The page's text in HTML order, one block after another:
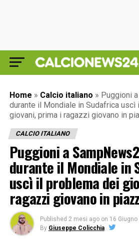
Home » Calcio italiano » Puggioni
durante il Mondiale in Sudafrica uscì
giovani, prima i ragazzi giovano in
CALCIO ITALIANO
Puggioni a
durante il Mondiale in
uscì il problema dei
ragazzi giovano in
Published 2 mesi ago on 16 Giugno
By Giuseppe Colicchia